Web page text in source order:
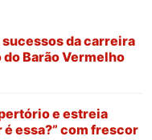
da carreira
Barão Vermelho
e estreia
é essa?” com frescor